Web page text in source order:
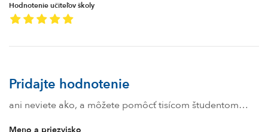
Hodnotenie učiteľov školy
Pridajte hodnotenie
ani neviete ako, a môžete pomôcť tisícom študentom…